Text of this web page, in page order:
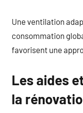
Une ventilation
consommation
favorisent une
Les aides
la